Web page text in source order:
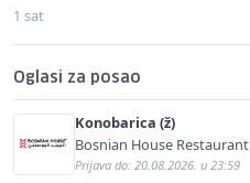
1 sat
Oglasi za posao
Konobarica (ž)
Bosnian House Restaurant
Prijava do: 20.08.2026. u 23:59